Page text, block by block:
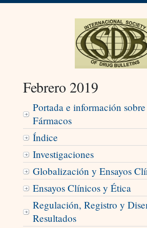
Febrero 2019
Portada e información
Fármacos
Índice
Investigaciones
Globalización y Ensayos
Ensayos Clínicos y Ética
Regulación, Registro y
Resultados